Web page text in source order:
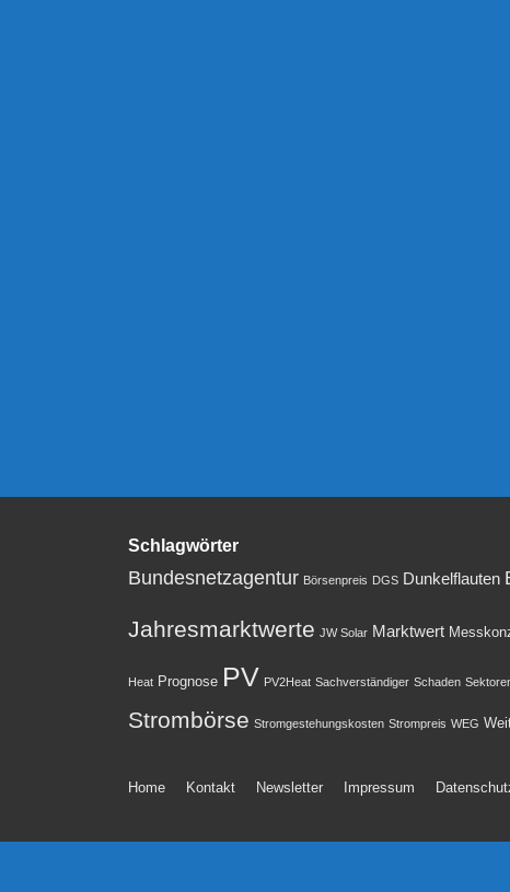
Schlagwörter
Bundesnetzagentur Börsenpreis DGS Dunkelflauten
Jahresmarktwerte JW Solar Marktwert
Heat Prognose PV PV2Heat Sachverständiger Schaden
Strombörse Stromgestehungskosten Strompreis WEG
Footer-
Home Kontakt Newsletter Impressum